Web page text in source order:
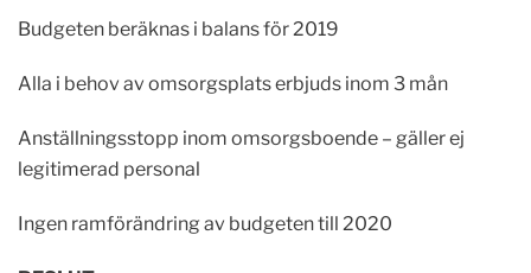
Budgeten beräknas i balans för 2019
Alla i behov av omsorgsplats erbjuds inom 3 mån
Anställningsstopp inom omsorgsboende – gäller ej
legitimerad personal
Ingen ramförändring av budgeten till 2020